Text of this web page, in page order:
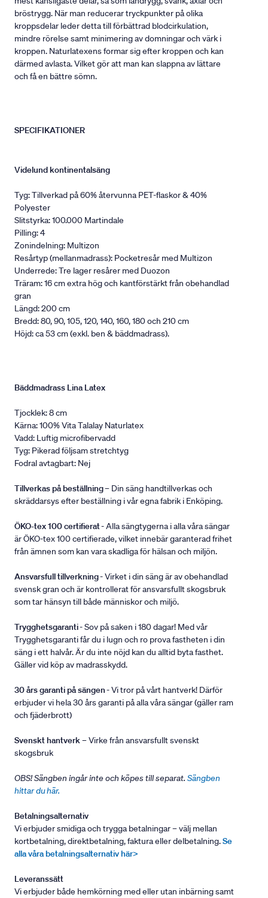
bröstrygg. När man reducerar tryckpunkter på olika
kroppsdelar leder detta till förbättrad blodcirkulation,
mindre rörelse samt minimering av domningar och värk i
kroppen. Naturlatexens formar sig efter kroppen och kan
därmed avlasta. Vilket gör att man kan slappna av lättare
och få en bättre sömn.
SPECIFIKATIONER
Videlund kontinentalsäng
Tyg: Tillverkad på 60% återvunna PET-flaskor & 40%
Polyester
Slitstyrka: 100.000 Martindale
Pilling: 4
Zonindelning: Multizon
Resårtyp (mellanmadrass): Pocketresår med Multizon
Underrede: Tre lager resårer med Duozon
Träram: 16 cm extra hög och kantförstärkt från obehandlad
gran
Längd: 200 cm
Bredd: 80, 90, 105, 120, 140, 160, 180 och 210 cm
Höjd: ca 53 cm (exkl. ben & bäddmadrass).
Bäddmadrass Lina Latex
Tjocklek: 8 cm
Kärna: 100% Vita Talalay Naturlatex
Vadd: Luftig microfibervadd
Tyg: Pikerad följsam stretchtyg
Fodral avtagbart: Nej
Tillverkas på beställning– Din säng handtillverkas och
skräddarsys efter beställning i vår egna fabrik i Enköping.
ÖKO-tex 100 certifierat- Alla sängtygerna i alla våra sängar
är ÖKO-tex 100 certifierade, vilket innebär garanterad frihet
från ämnen som kan vara skadliga för hälsan och miljön.
Ansvarsfull tillverkning- Virket i din säng är av obehandlad
svensk gran och är kontrollerat för ansvarsfullt skogsbruk
som tar hänsyn till både människor och miljö.
Trygghetsgaranti- Sov på saken i 180 dagar! Med vår
Trygghetsgaranti får du i lugn och ro prova fastheten i din
säng i ett halvår. Är du inte nöjd kan du alltid byta fasthet.
Gäller vid köp av madrasskydd.
30 års garanti på sängen- Vi tror på vårt hantverk! Därför
erbjuder vi hela 30 års garanti på alla våra sängar (gäller ram
och fjäderbrott)
Svenskt hantverk– Virke från ansvarsfullt svenskt
skogsbruk
OBS! Sängben ingår inte och köpes till separat. Sängben
hittar du här.
Betalningsalternativ
Vi erbjuder smidiga och trygga betalningar – välj mellan
kortbetalning, direktbetalning, faktura eller delbetalning.Se
alla våra betalningsalternativ här>
Leveranssätt
Vi erbjuder både hemkörning med eller utan inbärning samt